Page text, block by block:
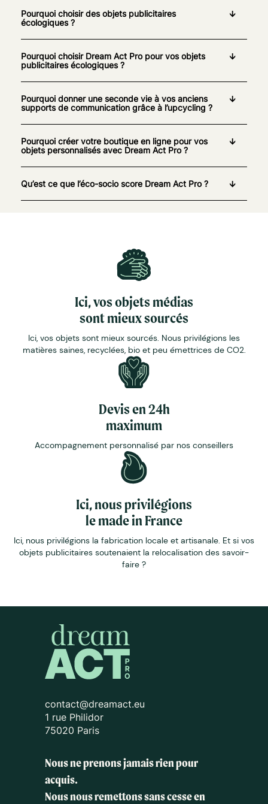
Pourquoi choisir des objets publicitaires
écologiques ?
Pourquoi choisir Dream Act Pro pour vos objets
publicitaires écologiques ?
Pourquoi donner une seconde vie à vos anciens
supports de communication grâce à l’upcycling ?
Pourquoi créer votre boutique en ligne pour vos
objets personnalisés avec Dream Act Pro ?
Qu’est ce que l’éco-socio score Dream Act Pro ?
Ici, vos objets médias
sont mieux sourcés
Ici, vos objets sont mieux sourcés. Nous privilégions les
matières saines, recyclées, bio et peu émettrices de CO2.
Devis en 24h
maximum
Accompagnement personnalisé par nos conseillers
Ici, nous privilégions
le made in France
Ici, nous privilégions la fabrication locale et artisanale. Et si vos
objets publicitaires soutenaient la relocalisation des savoir-
faire ?
contact@dreamact.eu
1 rue Philidor
75020 Paris
Nous ne prenons jamais rien pour
acquis.
Nous nous remettons sans cesse en